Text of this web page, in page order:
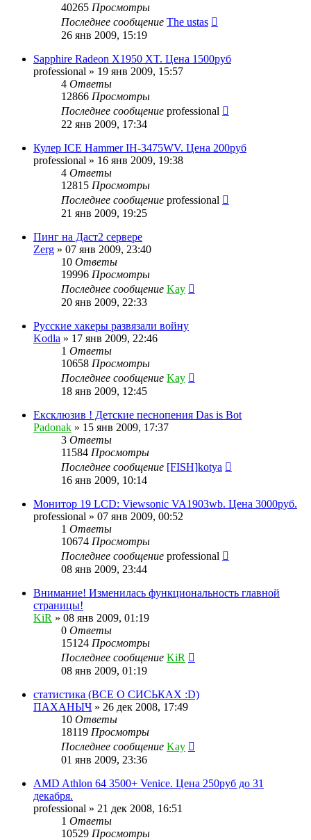
40265 Просмотры
Последнее сообщение The ustas
26 янв 2009, 15:19
Sapphire Radeon X1950 XT. Цена 1500руб
professional » 19 янв 2009, 15:57
4 Ответы
12866 Просмотры
Последнее сообщение professional
22 янв 2009, 17:34
Кулер ICE Hammer IH-3475WV. Цена 200руб
professional » 16 янв 2009, 19:38
4 Ответы
12815 Просмотры
Последнее сообщение professional
21 янв 2009, 19:25
Пинг на Даст2 сервере
Zerg » 07 янв 2009, 23:40
10 Ответы
19996 Просмотры
Последнее сообщение Kay
20 янв 2009, 22:33
Русские хакеры развязали войну
Kodla » 17 янв 2009, 22:46
1 Ответы
10658 Просмотры
Последнее сообщение Kay
18 янв 2009, 12:45
Ексклюзив ! Детские песнопения Das is Bot
Padonak » 15 янв 2009, 17:37
3 Ответы
11584 Просмотры
Последнее сообщение [FISH]kotya
16 янв 2009, 10:14
Монитор 19 LCD: Viewsonic VA1903wb. Цена 3000руб.
professional » 07 янв 2009, 00:52
1 Ответы
10674 Просмотры
Последнее сообщение professional
08 янв 2009, 23:44
Внимание! Изменилась функциональность главной
страницы!
KiR » 08 янв 2009, 01:19
0 Ответы
15124 Просмотры
Последнее сообщение KiR
08 янв 2009, 01:19
статистика (ВСЕ О СИСЬКАХ :D)
ПАХАНЫЧ » 26 дек 2008, 17:49
10 Ответы
18119 Просмотры
Последнее сообщение Kay
01 янв 2009, 23:36
AMD Athlon 64 3500+ Venice. Цена 250руб до 31
декабря.
professional » 21 дек 2008, 16:51
1 Ответы
10529 Просмотры